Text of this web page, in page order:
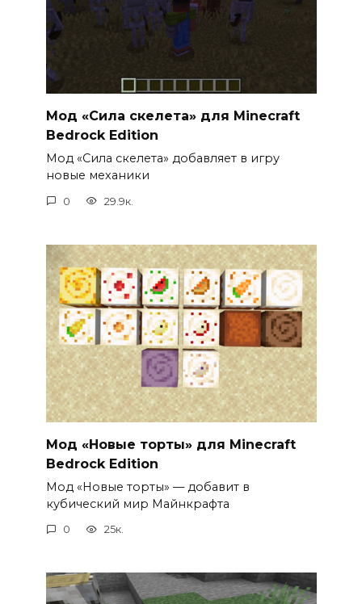
Мод «Сила скелета» для Minecraft
Bedrock Edition
Мод «Сила скелета» добавляет в игру
новые механики
0 29.9к.
Мод «Новые торты» для Minecraft
Bedrock Edition
Мод «Новые торты» — добавит в
кубический мир Майнкрафта
0 25к.